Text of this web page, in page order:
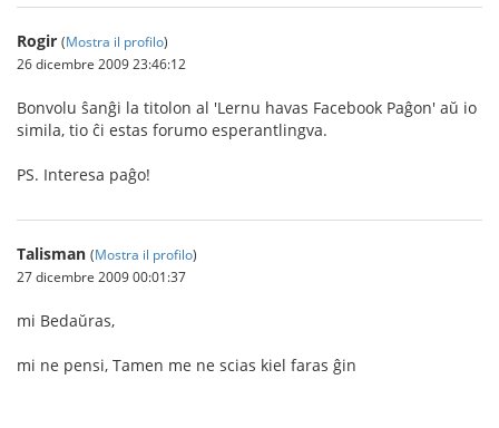
Rogir (Mostra il profilo)
26 dicembre 2009 23:46:12
Bonvolu ŝanĝi la titolon al 'Lernu havas Facebook Paĝon' aŭ io
simila, tio ĉi estas forumo esperantlingva.
PS. Interesa paĝo!
Talisman (Mostra il profilo)
27 dicembre 2009 00:01:37
mi Bedaŭras,
mi ne pensi, Tamen me ne scias kiel faras ĝin